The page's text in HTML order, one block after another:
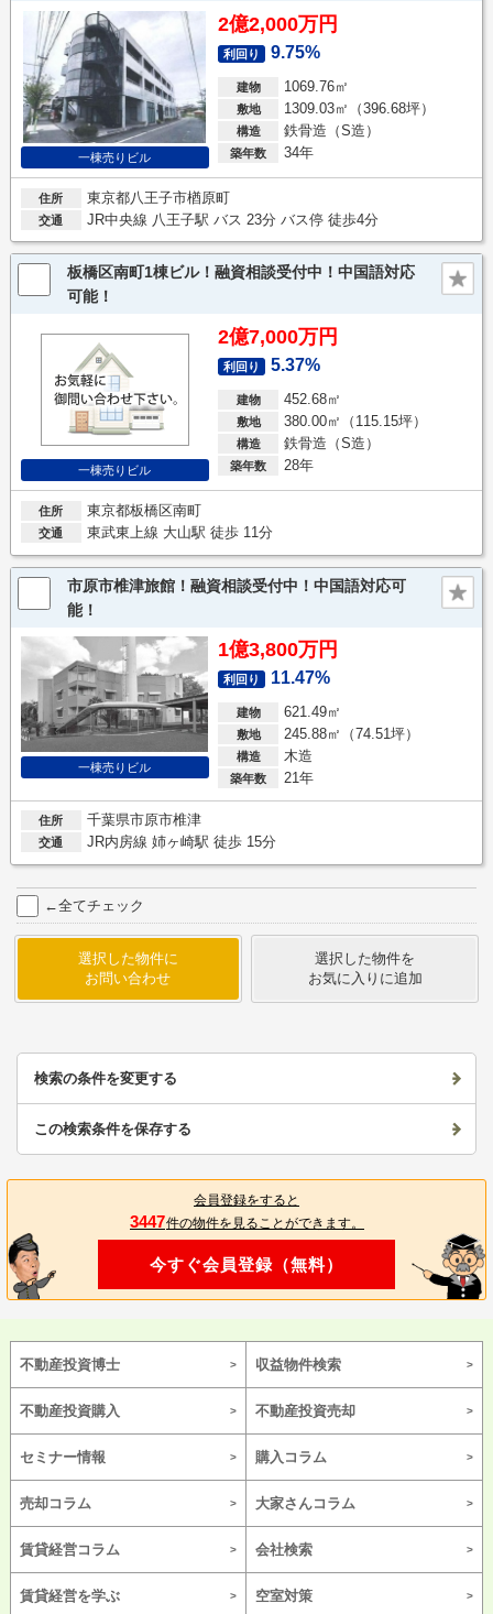
一棟売りビル
2億2,000万円
利回り 9.75%
建物 1069.76㎡
敷地 1309.03㎡（396.68坪）
構造 鉄骨造（S造）
築年数 34年
住所 東京都八王子市楢原町
交通 JR中央線 八王子駅 バス 23分 バス停 徒歩4分
板橋区南町1棟ビル！融資相談受付中！中国語対応
可能！
一棟売りビル
2億7,000万円
利回り 5.37%
建物 452.68㎡
敷地 380.00㎡（115.15坪）
構造 鉄骨造（S造）
築年数 28年
住所 東京都板橋区南町
交通 東武東上線 大山駅 徒歩 11分
市原市椎津旅館！融資相談受付中！中国語対応可
能！
一棟売りビル
1億3,800万円
利回り 11.47%
建物 621.49㎡
敷地 245.88㎡（74.51坪）
構造 木造
築年数 21年
住所 千葉県市原市椎津
交通 JR内房線 姉ヶ崎駅 徒歩 15分
←全てチェック
選択した物件に
お問い合わせ
選択した物件を
お気に入りに追加
検索の条件を変更する
この検索条件を保存する
会員登録をすると
3447件の物件を見ることができます。
今すぐ会員登録（無料）
不動産投資博士 収益物件検索
不動産投資購入 不動産投資売却
セミナー情報 購入コラム
売却コラム 大家さんコラム
賃貸経営コラム 会社検索
賃貸経営を学ぶ 空室対策